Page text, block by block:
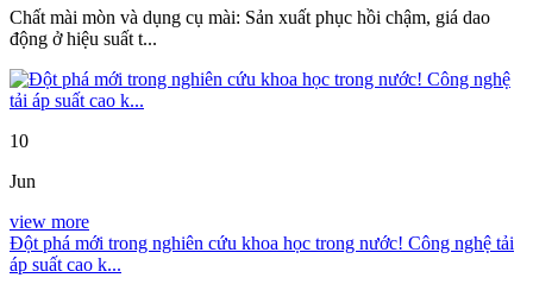
Chất mài mòn và dụng cụ mài: Sản xuất phục hồi chậm, giá dao
động ở hiệu suất t...
10
Jun
view more
Đột phá mới trong nghiên cứu khoa học trong nước! Công nghệ tải
áp suất cao k...